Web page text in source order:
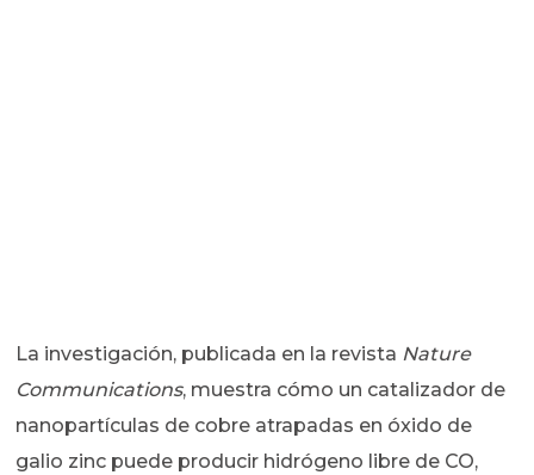
La investigación, publicada en la revista Nature
Communications, muestra cómo un catalizador de
nanopartículas de cobre atrapadas en óxido de
galio zinc puede producir hidrógeno libre de CO,